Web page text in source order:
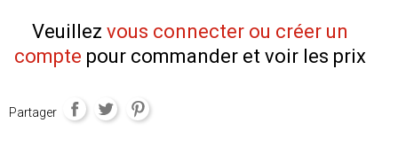
Veuillez vous connecter ou créer un
compte pour commander et voir les prix
Partager